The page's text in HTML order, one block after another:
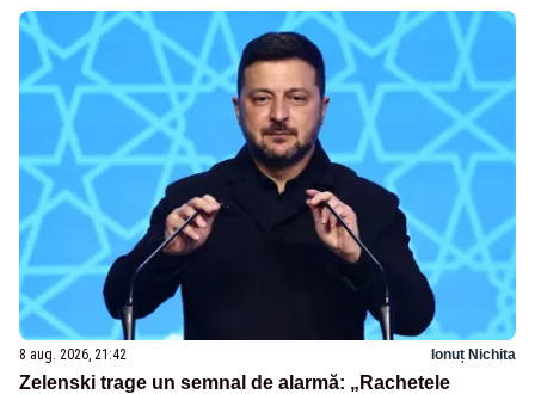
8 aug. 2026, 21:42 Ionuț Nichita
Zelenski trage un semnal de alarmă: „Rachetele